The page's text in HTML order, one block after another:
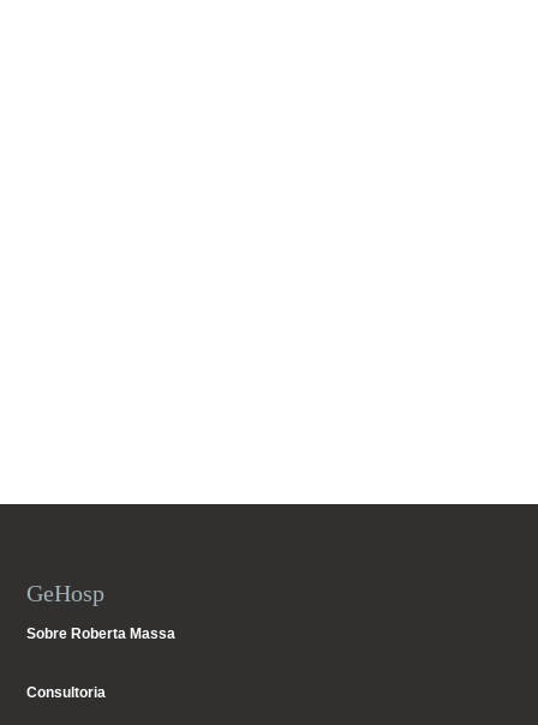
GeHosp
Sobre Roberta Massa
Consultoria